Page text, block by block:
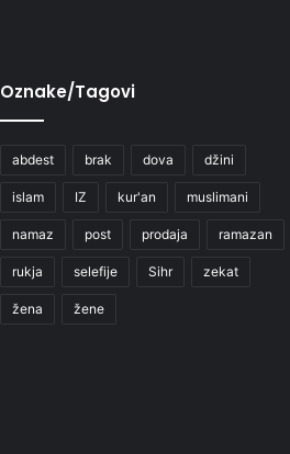
Oznake/Tagovi
abdest brak dova džini
islam IZ kur'an muslimani
namaz post prodaja ramazan
rukja selefije Sihr zekat
žena žene